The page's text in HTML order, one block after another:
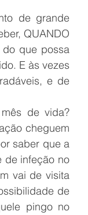
de grande
QUANDO
do que possa
E às vezes
e de
de vida?
cheguem
saber que a
de infeção no
vai de visita
de
pingo no